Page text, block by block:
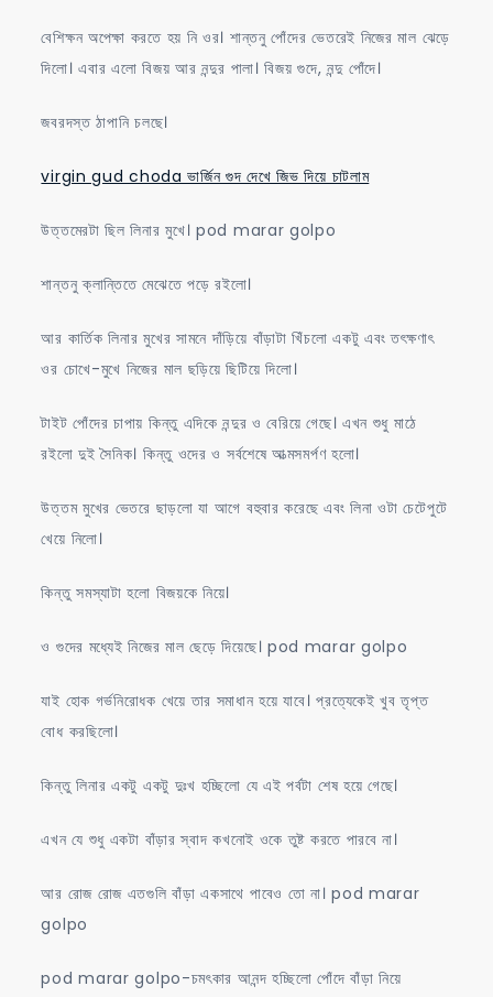
বেশিক্ষন অপেক্ষা করতে হয় নি ওর। শান্তনু পোঁদের ভেতরেই নিজের মাল ঝেড়ে
দিলো। এবার এলো বিজয় আর নন্দুর পালা। বিজয় গুদে, নন্দু পোঁদে।
জবরদস্ত ঠাপানি চলছে।
virgin gud choda ভার্জিন গুদ দেখে জিভ দিয়ে চাটলাম
উত্তমেরটা ছিল লিনার মুখে। pod marar golpo
শান্তনু ক্লান্তিতে মেঝেতে পড়ে রইলো।
আর কার্তিক লিনার মুখের সামনে দাঁড়িয়ে বাঁড়াটা খিঁচলো একটু এবং তৎক্ষণাৎ
ওর চোখে-মুখে নিজের মাল ছড়িয়ে ছিটিয়ে দিলো।
টাইট পোঁদের চাপায় কিন্তু এদিকে নন্দুর ও বেরিয়ে গেছে। এখন শুধু মাঠে
রইলো দুই সৈনিক। কিন্তু ওদের ও সর্বশেষে আত্মসমর্পণ হলো।
উত্তম মুখের ভেতরে ছাড়লো যা আগে বহুবার করেছে এবং লিনা ওটা চেটেপুটে
খেয়ে নিলো।
কিন্তু সমস্যাটা হলো বিজয়কে নিয়ে।
ও গুদের মধ্যেই নিজের মাল ছেড়ে দিয়েছে। pod marar golpo
যাই হোক গর্ভনিরোধক খেয়ে তার সমাধান হয়ে যাবে। প্রত্যেকেই খুব তৃপ্ত
বোধ করছিলো।
কিন্তু লিনার একটু একটু দুঃখ হচ্ছিলো যে এই পর্বটা শেষ হয়ে গেছে।
এখন যে শুধু একটা বাঁড়ার স্বাদ কখনোই ওকে তুষ্ট করতে পারবে না।
আর রোজ রোজ এতগুলি বাঁড়া একসাথে পাবেও তো না। pod marar
golpo
pod marar golpo-চমৎকার আনন্দ হচ্ছিলো পোঁদে বাঁড়া নিয়ে